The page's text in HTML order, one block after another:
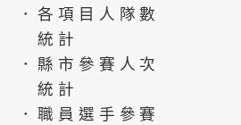
．各項目人隊數
統計
．縣市參賽人次
統計
．職員選手參賽